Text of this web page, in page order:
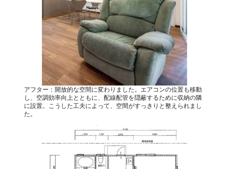
アフター：開放的な空間に変わりました。エアコンの位置も移動
し、空調効率向上とともに、配線配管を隠蔽するために収納の隣
に設置。こうした工夫によって、空間がすっきりと整えられまし
た。